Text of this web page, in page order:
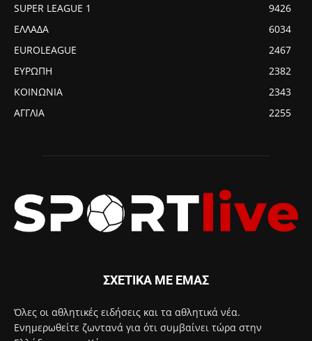
SUPER LEAGUE 1
9426
ΕΛΛΑΔΑ
6034
EUROLEAGUE
2467
ΕΥΡΩΠΗ
2382
ΚΟΙΝΩΝΙΑ
2343
ΑΓΓΛΙΑ
2255
ΣΧΕΤΙΚΑ ΜΕ ΕΜΑΣ
Όλες οι αθλητικές ειδήσεις και τα αθλητικά νέα.
Ενημερωθείτε ζωντανά για ότι συμβαίνει τώρα στην